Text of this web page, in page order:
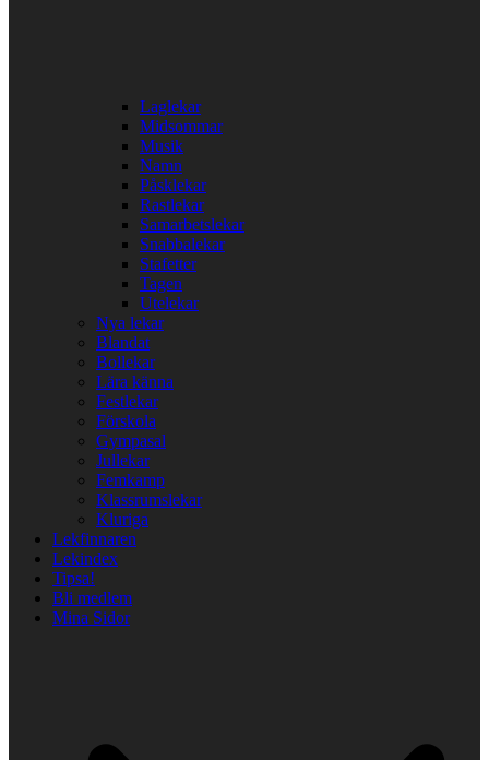
Laglekar
Midsommar
Musik
Namn
Påsklekar
Rastlekar
Samarbetslekar
Snabbalekar
Stafetter
Tagen
Utelekar
Nya lekar
Blandat
Bollekar
Lära känna
Festlekar
Förskola
Gympasal
Jullekar
Femkamp
Klassrumslekar
Kluriga
Lekfinnaren
Lekindex
Tipsa!
Bli medlem
Mina Sidor